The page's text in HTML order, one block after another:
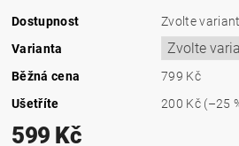
Dostupnost
Zvolte
Varianta
Běžná cena
799 Kč
Ušetříte
200 Kč (–25
599 Kč